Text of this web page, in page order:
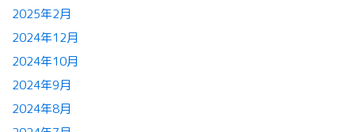
2025年2月
2024年12月
2024年10月
2024年9月
2024年8月